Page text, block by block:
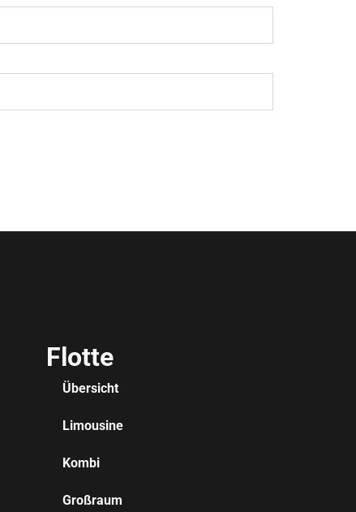
Flotte
Übersicht
Limousine
Kombi
Großraum